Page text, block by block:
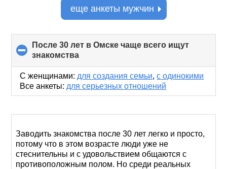
еще анкеты мужчин
После 30 лет в Омске чаще всего ищут
знакомства
to
collapse
contents
С женщинами: для создания семьи,с одинокими
Все анкеты: для серьезных отношений
Заводить знакомства после 30 лет легко и просто,
потому что в этом возрасте люди уже не
стеснительны и с удовольствием общаются с
противоположным полом. Но среди реальных